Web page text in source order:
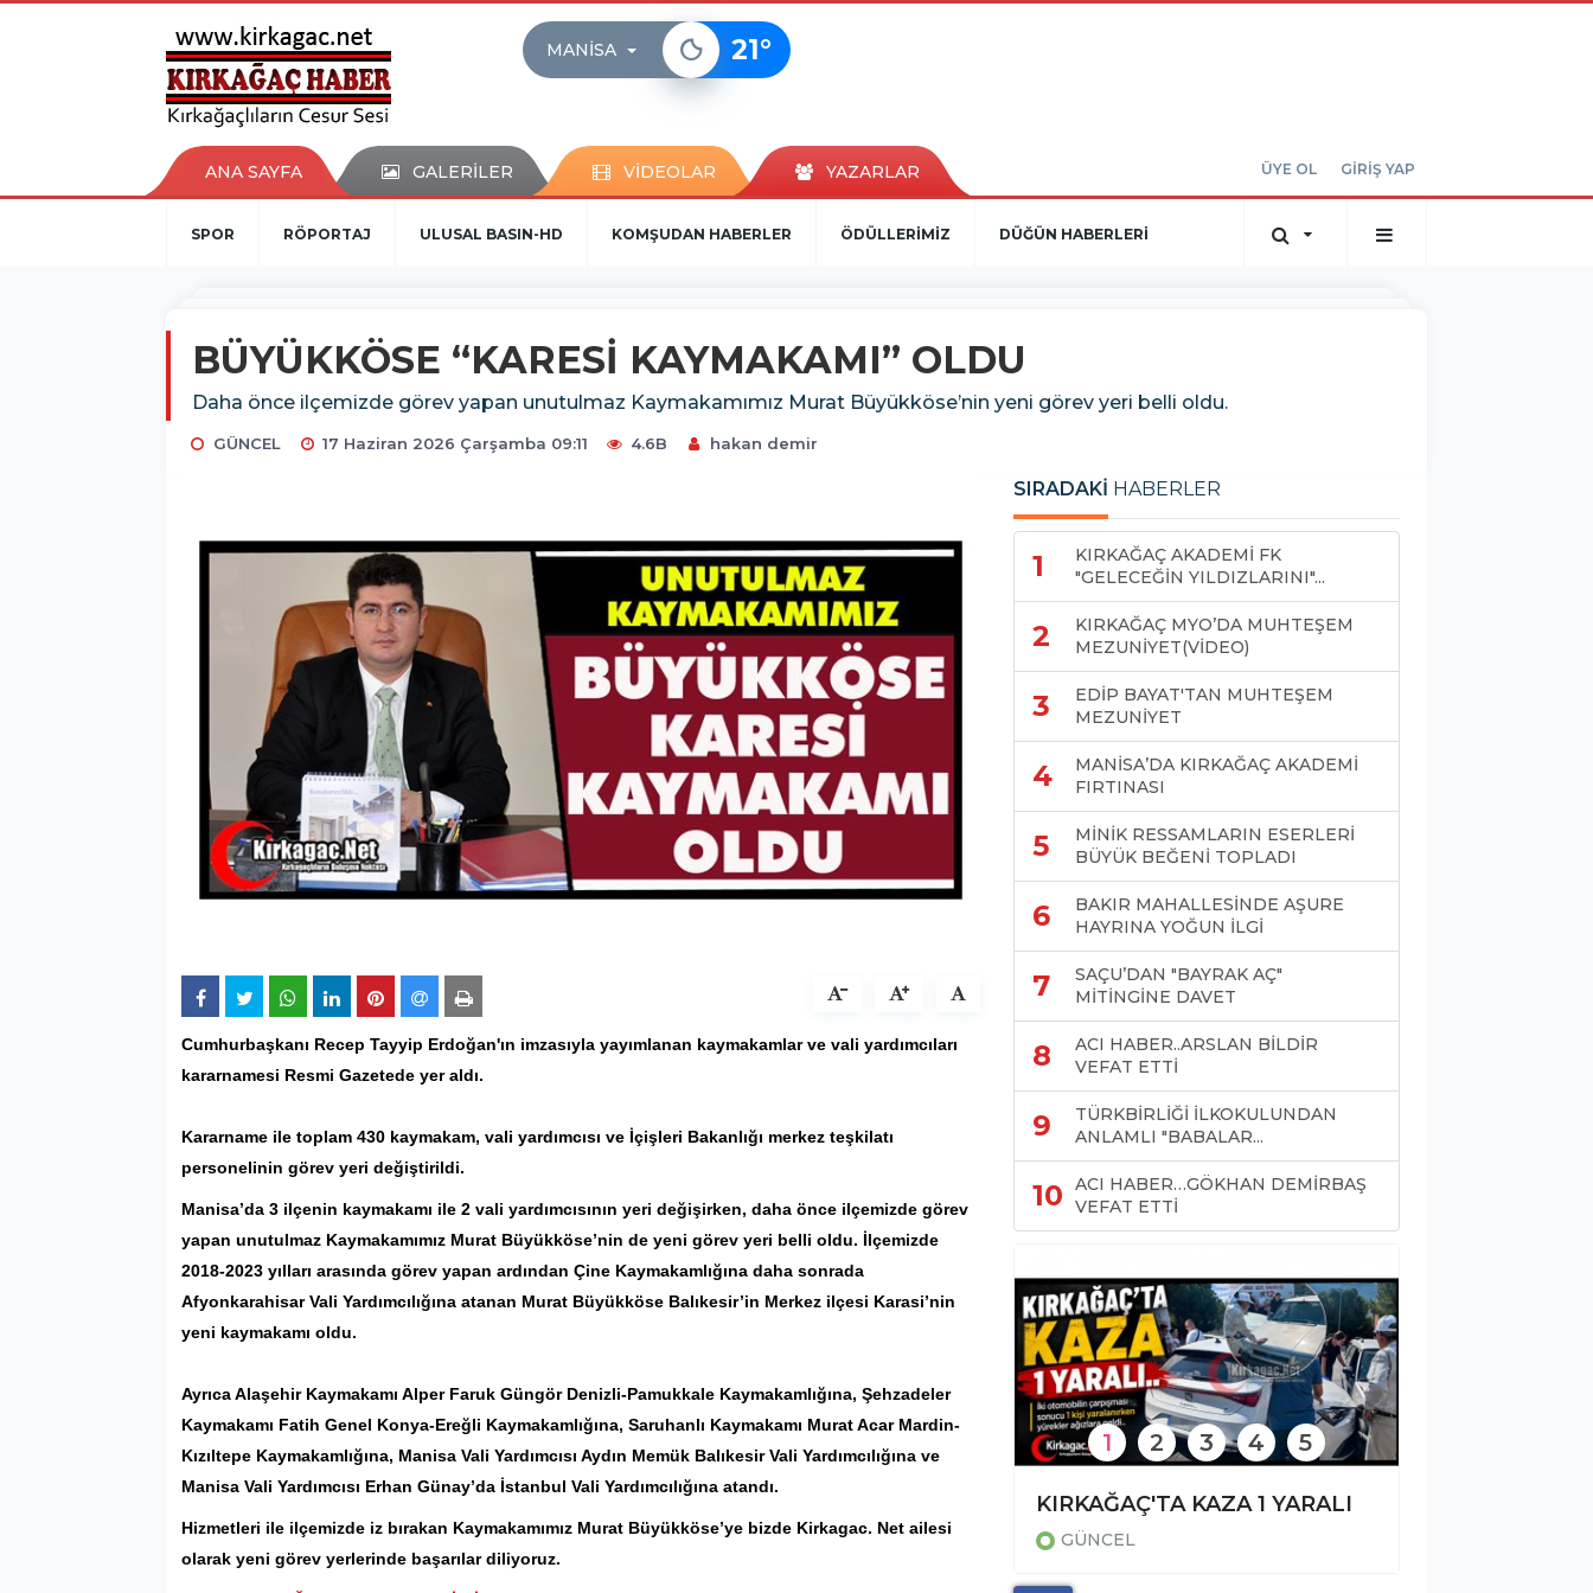
MANISA 21°
ANA SAYFA GALERİLER VİDEOLAR YAZARLAR ÜYE OL GİRİŞ YAP
SPOR RÖPORTAJ ULUSAL BASIN-HD KOMŞUDAN HABERLER ÖDÜLLERİMİZ DÜĞÜN HABERLERİ
BÜYÜKKÖSE “KARESİ KAYMAKAMI” OLDU
Daha önce ilçemizde görev yapan unutulmaz Kaymakamımız Murat Büyükköse’nin yeni görev yeri belli oldu.
GÜNCEL 17 Haziran 2026 Çarşamba 09:11 4.6B hakan demir
Cumhurbaşkanı Recep Tayyip Erdoğan'ın imzasıyla yayımlanan kaymakamlar ve vali yardımcıları
kararnamesi Resmi Gazetede yer aldı.
Kararname ile toplam 430 kaymakam, vali yardımcısı ve İçişleri Bakanlığı merkez teşkilatı
personelinin görev yeri değiştirildi.
Manisa’da 3 ilçenin kaymakamı ile 2 vali yardımcısının yeri değişirken, daha önce ilçemizde görev
yapan unutulmaz Kaymakamımız Murat Büyükköse’nin de yeni görev yeri belli oldu. İlçemizde
2018-2023 yılları arasında görev yapan ardından Çine Kaymakamlığına daha sonrada
Afyonkarahisar Vali Yardımcılığına atanan Murat Büyükköse Balıkesir’in Merkez ilçesi Karasi’nin
yeni kaymakamı oldu.
Ayrıca Alaşehir Kaymakamı Alper Faruk Güngör Denizli-Pamukkale Kaymakamlığına, Şehzadeler
Kaymakamı Fatih Genel Konya-Ereğli Kaymakamlığına, Saruhanlı Kaymakamı Murat Acar Mardin-
Kızıltepe Kaymakamlığına, Manisa Vali Yardımcısı Aydın Memük Balıkesir Vali Yardımcılığına ve
Manisa Vali Yardımcısı Erhan Günay’da İstanbul Vali Yardımcılığına atandı.
Hizmetleri ile ilçemizde iz bırakan Kaymakamımız Murat Büyükköse’ye bizde Kirkagac. Net ailesi
olarak yeni görev yerlerinde başarılar diliyoruz.
SIRADAKİ HABERLER
1
KIRKAĞAÇ AKADEMİ FK
"GELECEĞİN YILDIZLARINI"...
2
KIRKAĞAÇ MYO’DA MUHTEŞEM
MEZUNİYET(VİDEO)
3
EDİP BAYAT'TAN MUHTEŞEM
MEZUNİYET
4
MANİSA’DA KIRKAĞAÇ AKADEMİ
FIRTINASI
5
MİNİK RESSAMLARIN ESERLERİ
BÜYÜK BEĞENİ TOPLADI
6
BAKIR MAHALLESİNDE AŞURE
HAYRINA YOĞUN İLGİ
7
SAÇU’DAN "BAYRAK AÇ"
MİTİNGİNE DAVET
8
ACI HABER..ARSLAN BİLDİR
VEFAT ETTİ
9
TÜRKBİRLİĞİ İLKOKULUNDAN
ANLAMLI "BABALAR...
10
ACI HABER…GÖKHAN DEMİRBAŞ
VEFAT ETTİ
GÜNCEL
KIRKAĞAÇ'TA KAZA 1 YARALI
GÜNCEL
1 2 3 4 5